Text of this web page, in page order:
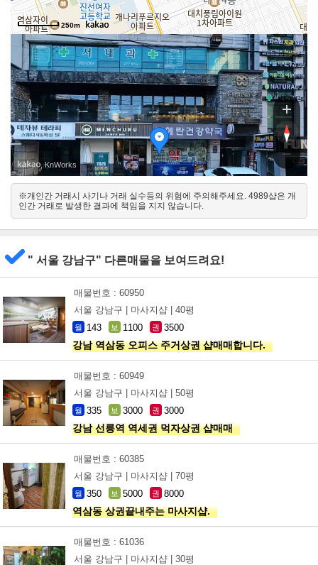
250m
로86
릉
로
서
남
, KnWorks
※개인간 거래시 사기나 거래 실수등의 위험에 주의해주세요. 4989샵은 개
인간 거래로 발생한 결과에 책임을 지지 않습니다.
" 서울 강남구" 다른매물을 보여드려요!
매물번호 : 60950
서울 강남구 |
마사지샵 | 40평
월 143 보 1100 권 3500
강남 역삼동 오피스 주거상권 샵매매합니다.
매물번호 : 60949
서울 강남구 |
마사지샵 | 50평
월 335 보 3000 권 3000
강남 선릉역 역세권 먹자상권 샵매매
매물번호 : 60385
서울 강남구 |
마사지샵 | 70평
월 350 보 5000 권 8000
역삼동 상권끝내주는 마사지샵.
매물번호 : 61036
서울 강남구 |
마사지샵 | 30평